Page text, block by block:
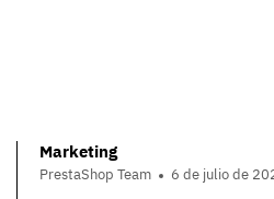
Marketing
PrestaShop Team 6 de julio de